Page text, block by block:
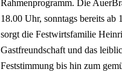
Rahmenprogramm. Die
18.00 Uhr, sonntags bereits
sorgt die Festwirtsfamilie
Gastfreundschaft und das
Feststimmung bis hin zum